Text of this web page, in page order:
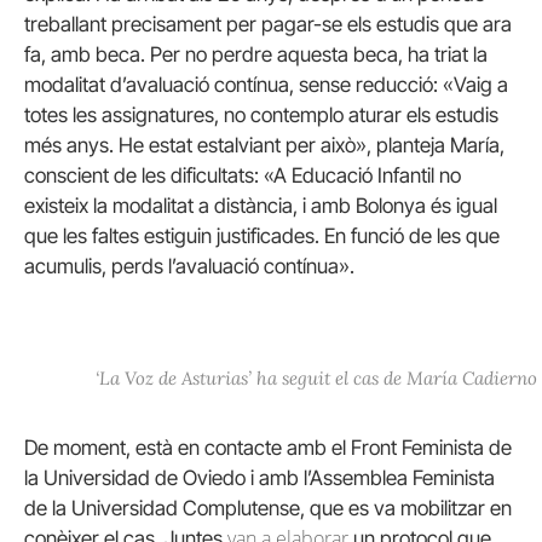
treballant precisament per pagar-se els estudis que ara
fa, amb beca. Per no perdre aquesta beca, ha triat la
modalitat d’avaluació contínua, sense reducció: «Vaig a
totes les assignatures, no contemplo aturar els estudis
més anys. He estat estalviant per això», planteja María,
conscient de les dificultats: «A Educació Infantil no
existeix la modalitat a distància, i amb Bolonya és igual
que les faltes estiguin justificades. En funció de les que
acumulis, perds l’avaluació contínua».
‘La Voz de Asturias’ ha seguit el cas de María Cadierno
De moment, està en contacte amb el Front Feminista de
la Universidad de Oviedo i amb l’Assemblea Feminista
de la Universidad Complutense, que es va mobilitzar en